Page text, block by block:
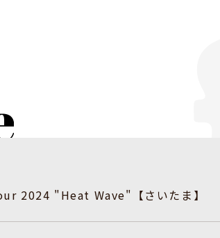
2024 "Heat Wave"【さいたま】